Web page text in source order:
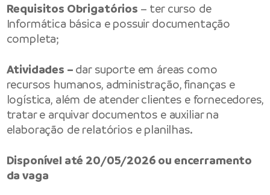
Requisitos Obrigatórios – ter curso de
Informática básica e possuir documentação
completa;
Atividades – dar suporte em áreas como
recursos humanos, administração, finanças e
logística, além de atender clientes e fornecedores,
tratar e arquivar documentos e auxiliar na
elaboração de relatórios e planilhas.
Disponível até 20/05/2026 ou encerramento
da vaga